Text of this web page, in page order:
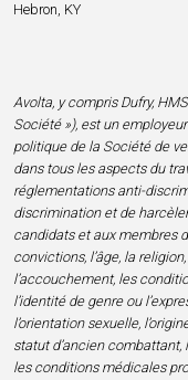
Hebron, KY
Avolta, y compris Dufry,
Société »), est un
politique de la Société de
dans tous les aspects du
réglementations anti-
discrimination et de
candidats et aux membres
convictions, l’âge, la
l’accouchement, les
l’identité de genre ou
l’orientation sexuelle,
statut d’ancien combattant,
les conditions médicales